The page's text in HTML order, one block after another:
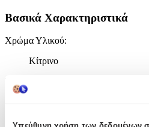
Βασικά Χαρακτηριστικά
Χρώμα Υλικού:
Κίτρινο
Υλικό
Ατσάλι
Επιχρυσωμένα: